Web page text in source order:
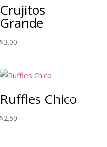
Crujitos
Grande
$3.00
Ruffles Chico
$2.50